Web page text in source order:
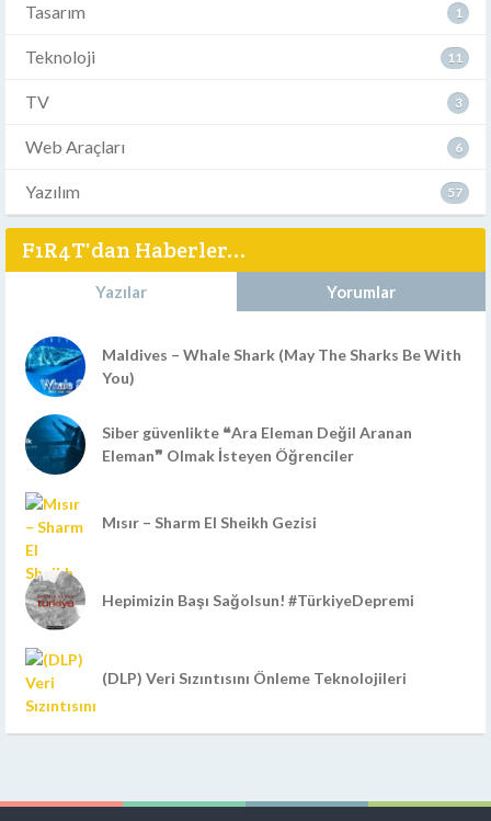
Tasarım 1
Teknoloji 11
TV 3
Web Araçları 6
Yazılım 57
F1R4T'dan Haberler...
Yazılar Yorumlar
Maldives – Whale Shark (May The Sharks Be With
You)
Siber güvenlikte ❝Ara Eleman Değil Aranan
Eleman❞ Olmak İsteyen Öğrenciler
Mısır – Sharm El Sheikh Gezisi
Hepimizin Başı Sağolsun! #TürkiyeDepremi
(DLP) Veri Sızıntısını Önleme Teknolojileri